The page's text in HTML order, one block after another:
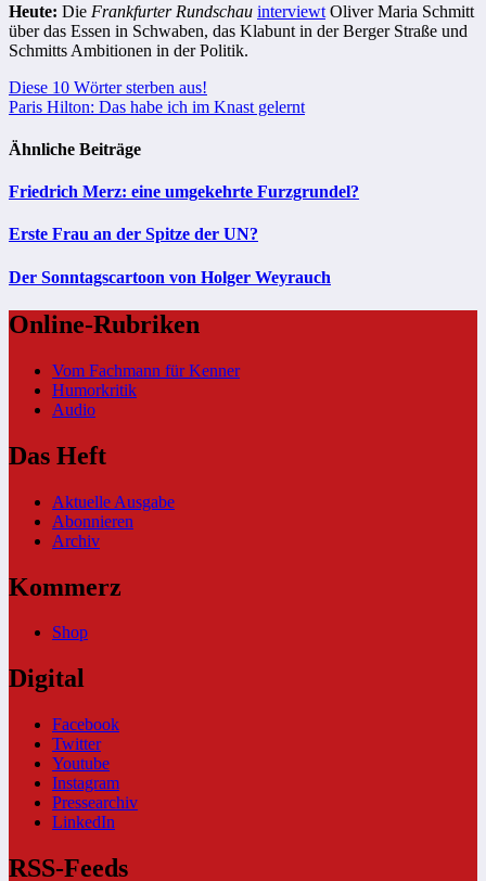
Heute: Die Frankfurter Rundschau interviewt Oliver Maria Schmitt
über das Essen in Schwaben, das Klabunt in der Berger Straße und
Schmitts Ambitionen in der Politik.
Beitragsnavigation
Diese 10 Wörter sterben aus!
Paris Hilton: Das habe ich im Knast gelernt
Ähnliche Beiträge
Friedrich Merz: eine umgekehrte Furzgrundel?
Erste Frau an der Spitze der UN?
Der Sonntagscartoon von Holger Weyrauch
Online-Rubriken
Vom Fachmann für Kenner
Humorkritik
Audio
Das Heft
Aktuelle Ausgabe
Abonnieren
Archiv
Kommerz
Shop
Digital
Facebook
Twitter
Youtube
Instagram
Pressearchiv
LinkedIn
RSS-Feeds